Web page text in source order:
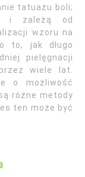
tatuażu boli;
i zależą od
wzoru na
to, jak długo
pielęgnacji
wiele lat.
o możliwość
różne metody
ten może być